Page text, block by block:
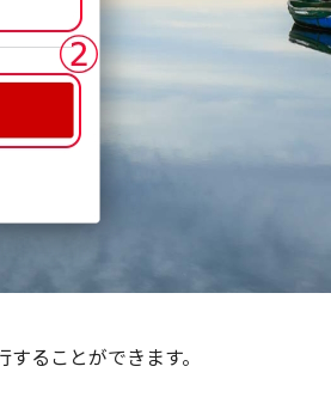
ることができます。